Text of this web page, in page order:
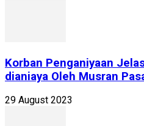
Korban Penganiyaan
dianiaya Oleh Musran
29 August 2023